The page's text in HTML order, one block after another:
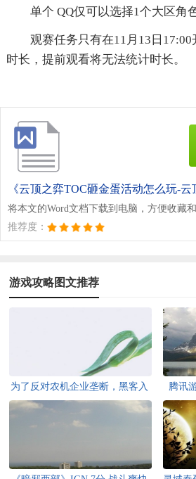
单个 QQ仅可以选择1个大区角
观赛任务只有在11月13日
时长，提前观看将无法统计时长。
将本文的Word文档下载到电脑，方便收藏
推荐度：
游戏攻略图文推荐
为了反对农机企业垄断，黑客入
侵了拖拉机系统玩《DOOM》
腾讯